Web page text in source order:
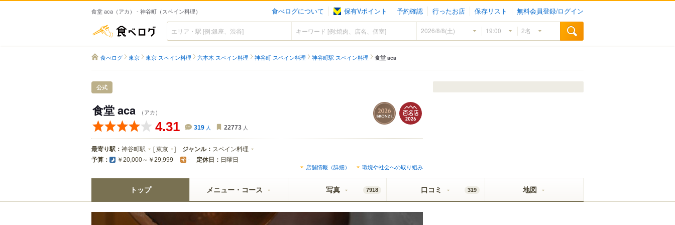
食堂 aca（アカ） - 神谷町（スペイン料理） 食べログについて 保有Vポイント 予約確認 行ったお店 保存リスト 無料会員登録/ログイン
食べログ
食べログ 東京 東京 スペイン料理 六本木 スペイン料理 神谷町 スペイン料理 神谷町駅 スペイン料理 食堂 aca
公式
食堂 aca （アカ）
4.31 319 人 22773 人
最寄り駅： 神谷町駅 [東京 ] ジャンル： スペイン料理
予算： ￥20,000～￥29,999 - 定休日： 日曜日
店舗情報（詳細） 環境や社会への取り組み
トップ メニュー・コース 写真 7918 口コミ 319 地図